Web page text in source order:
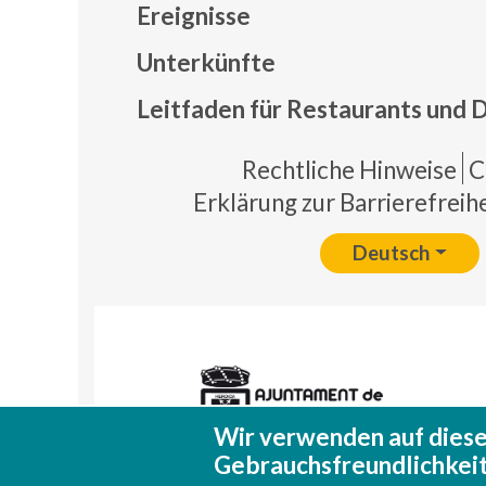
Ereignisse
Unterkünfte
Leitfaden für Restaurants und
Pie
Rechtliche Hinweise
Erklärung zur
Deutsch
Wir verwenden auf